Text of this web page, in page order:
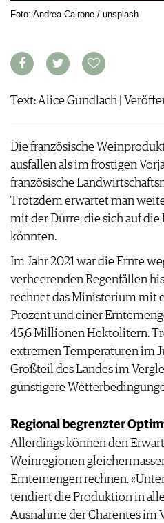
VORTEILSWELT
GEWINNSPIELE
TRINKREIFETABELLE
ABO
WEINSUCHE
NEWSLETTER
WINE TRADE CLUB
REDAKTION
FAQ
Foto: Andrea Cairone / unsplash
Text: Alice Gundlach |
Die französische
ausfallen als im frostigen
französische
Trotzdem erwartet man
mit der Dürre, die sich auf
könnten.
Im Jahr 2021 war die Ernte
verheerenden Regenfällen
rechnet das Ministerium mit
Prozent und einer
45,6 Millionen Hektolitern.
extremen Temperaturen im
Großteil des Landes im
günstigere
Regional begrenzter
Allerdings können den
Weinregionen
Erntemengen rechnen.
tendiert die Produktion in
Ausnahme der Charentes im